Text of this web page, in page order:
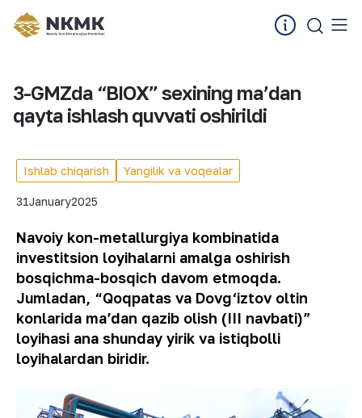
3-GMZda “BIOX” sexining maʼdan
qayta ishlash quvvati oshirildi
Ishlab chiqarish Yangilik va voqealar
31January2025
Navoiy kon-metallurgiya kombinatida
investitsion loyihalarni amalga oshirish
bosqichma-bosqich davom etmoqda.
Jumladan, “Qoqpatas va Dovg‘iztov oltin
konlarida maʼdan qazib olish (III navbati)”
loyihasi ana shunday yirik va istiqbolli
loyihalardan biridir.